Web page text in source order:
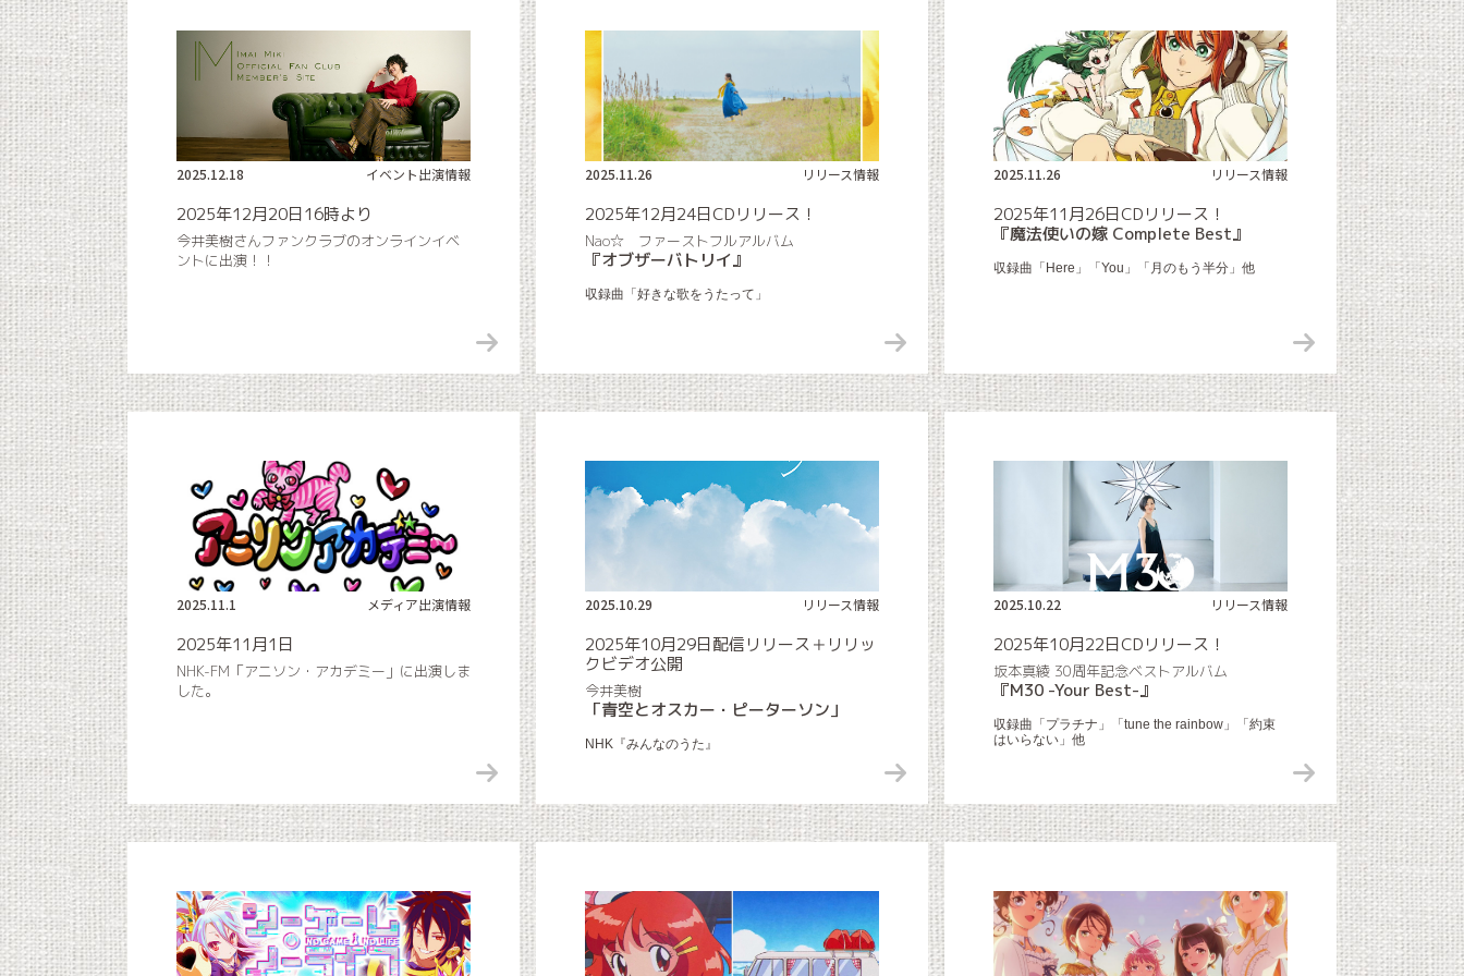
2025.12.18 イベント出演情報
2025年12月20日16時より
今井美樹さんファンクラブのオンラインイベ
ントに出演！！
2025.11.26 リリース情報
2025年12月24日CDリリース！
Nao☆ ファーストフルアルバム
『オブザーバトリイ』
収録曲「好きな歌をうたって」
2025.11.26 リリース情報
2025年11月26日CDリリース！
『魔法使いの嫁 Complete Best』
収録曲「Here」「You」「月のもう半分」他
2025.11.1 メディア出演情報
2025年11月1日
NHK-FM「アニソン・アカデミー」に出演しま
した。
2025.10.29 リリース情報
2025年10月29日配信リリース＋リリッ
クビデオ公開
今井美樹
「青空とオスカー・ピーターソン」
NHK『みんなのうた』
2025.10.22 リリース情報
2025年10月22日CDリリース！
坂本真綾 30周年記念ベストアルバム
『M30 -Your Best-』
収録曲「プラチナ」「tune the rainbow」「約束
はいらない」他